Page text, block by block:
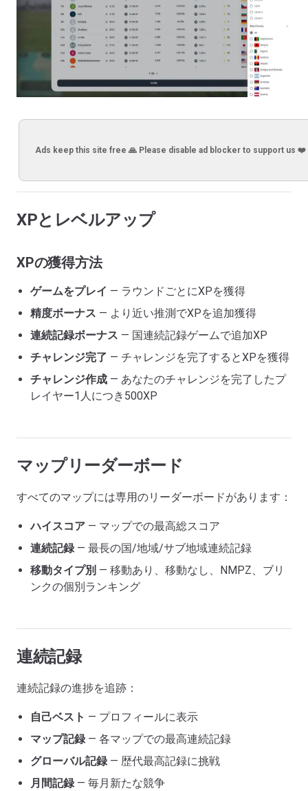
Ads keep this site free 🙏 Please disable ad blocker to support us ❤️
XPとレベルアップ
XPの獲得方法
ゲームをプレイ — ラウンドごとにXPを獲得
精度ボーナス — より近い推測でXPを追加獲得
連続記録ボーナス — 国連続記録ゲームで追加XP
チャレンジ完了 — チャレンジを完了するとXPを獲得
チャレンジ作成 — あなたのチャレンジを完了したプ
レイヤー1人につき500XP
マップリーダーボード
すべてのマップには専用のリーダーボードがあります：
ハイスコア — マップでの最高総スコア
連続記録 — 最長の国/地域/サブ地域連続記録
移動タイプ別 — 移動あり、移動なし、NMPZ、ブリ
ンクの個別ランキング
連続記録
連続記録の進捗を追跡：
自己ベスト — プロフィールに表示
マップ記録 — 各マップでの最高連続記録
グローバル記録 — 歴代最高記録に挑戦
月間記録 — 毎月新たな競争